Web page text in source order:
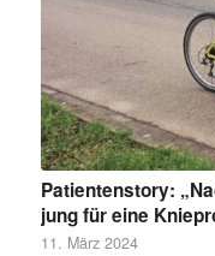
Patientenstory:
jung für eine
11. März 2024